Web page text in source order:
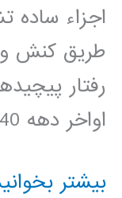
اجزاء ساده
طريق كنش و
رفتار
اواخر دهه 1940
دانلود
بیشتر